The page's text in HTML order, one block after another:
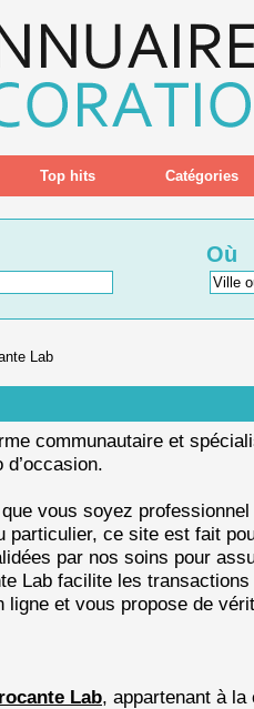
Top hits Catégories
Où
Lab
communautaire et
vous soyez professionnel
particulier, ce site est fait
par nos soins pour
Lab facilite les
ligne et vous propose de
Lab, appartenant à la